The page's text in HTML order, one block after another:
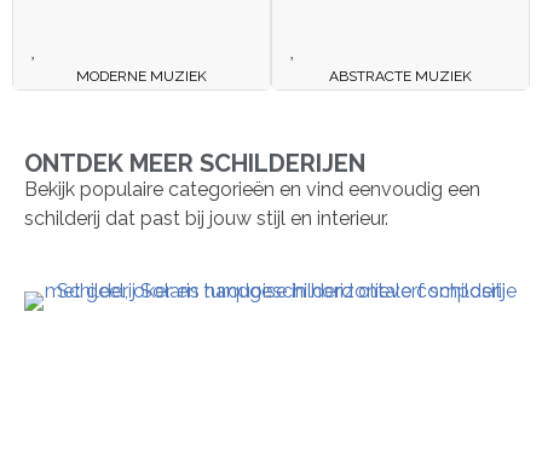
MODERNE MUZIEK ABSTRACTE MUZIEK
ONTDEK MEER SCHILDERIJEN
Bekijk populaire categorieën en vind eenvoudig een
schilderij dat past bij jouw stijl en interieur.